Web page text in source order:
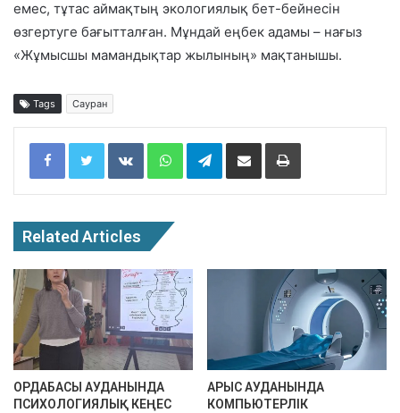
емес, тұтас аймақтың экологиялық бет-бейнесін
өзгертуге бағытталған. Мұндай еңбек адамы – нағыз
«Жұмысшы мамандықтар жылының» мақтанышы.
Tags Сауран
Facebook Twitter VKontakte WhatsApp Telegram
Related Articles
ОРДАБАСЫ АУДАНЫНДА
ПСИХОЛОГИЯЛЫҚ КЕҢЕС
АРЫС АУДАНЫНДА
КОМПЬЮТЕРЛІК